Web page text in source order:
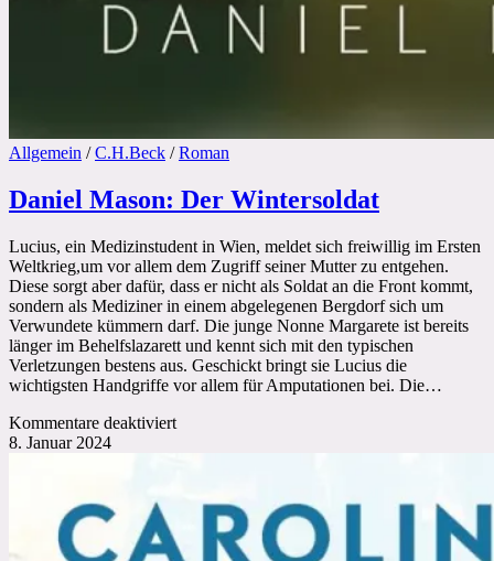
Allgemein /C.H.Beck /Roman
Daniel Mason: Der Wintersoldat
Lucius, ein Medizinstudent in Wien, meldet sich freiwillig im Ersten
Weltkrieg,um vor allem dem Zugriff seiner Mutter zu entgehen.
Diese sorgt aber dafür, dass er nicht als Soldat an die Front kommt,
sondern als Mediziner in einem abgelegenen Bergdorf sich um
Verwundete kümmern darf. Die junge Nonne Margarete ist bereits
länger im Behelfslazarett und kennt sich mit den typischen
Verletzungen bestens aus. Geschickt bringt sie Lucius die
wichtigsten Handgriffe vor allem für Amputationen bei. Die…
Kommentare deaktiviertfür
Wintersoldat
8. Januar 2024